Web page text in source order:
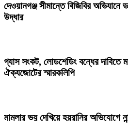
দেওয়ানগঞ্জ সীমান্তে বিজিবির
উদ্ধার
গ্যাস সংকট, লোডশেডিং বন্ধের দাবিতে
ঐক্যজোটের স্মারকলিপি
মামলার ভয় দেখিয়ে হয়রানির অভিযোগে